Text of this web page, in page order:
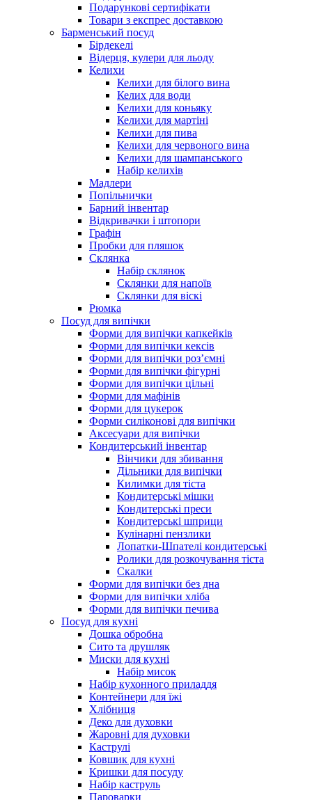
Подарункові сертифікати
Товари з експрес доставкою
Барменський посуд
Бірдекелі
Відерця, кулери для льоду
Келихи
Келихи для білого вина
Келих для води
Келихи для коньяку
Келихи для мартіні
Келихи для пива
Келихи для червоного вина
Келихи для шампанського
Набір келихів
Мадлери
Попільнички
Барний інвентар
Відкривачки і штопори
Графін
Пробки для пляшок
Склянка
Набір склянок
Склянки для напоїв
Склянки для віскі
Рюмка
Посуд для випічки
Форми для випічки капкейків
Форми для випічки кексів
Форми для випічки роз’ємні
Форми для випічки фігурні
Форми для випічки цільні
Форми для мафінів
Форми для цукерок
Форми силіконові для випічки
Аксесуари для випічки
Кондитерський інвентар
Вінчики для збивання
Дільники для випічки
Килимки для тіста
Кондитерські мішки
Кондитерські преси
Кондитерські шприци
Кулінарні пензлики
Лопатки-Шпателі кондитерські
Ролики для розкочування тіста
Скалки
Форми для випічки без дна
Форми для випічки хліба
Форми для випічки печива
Посуд для кухні
Дошка обробна
Сито та друшляк
Миски для кухні
Набір мисок
Набір кухонного приладдя
Контейнери для їжі
Хлібниця
Деко для духовки
Жаровні для духовки
Каструлі
Ковшик для кухні
Кришки для посуду
Набір каструль
Пароварки